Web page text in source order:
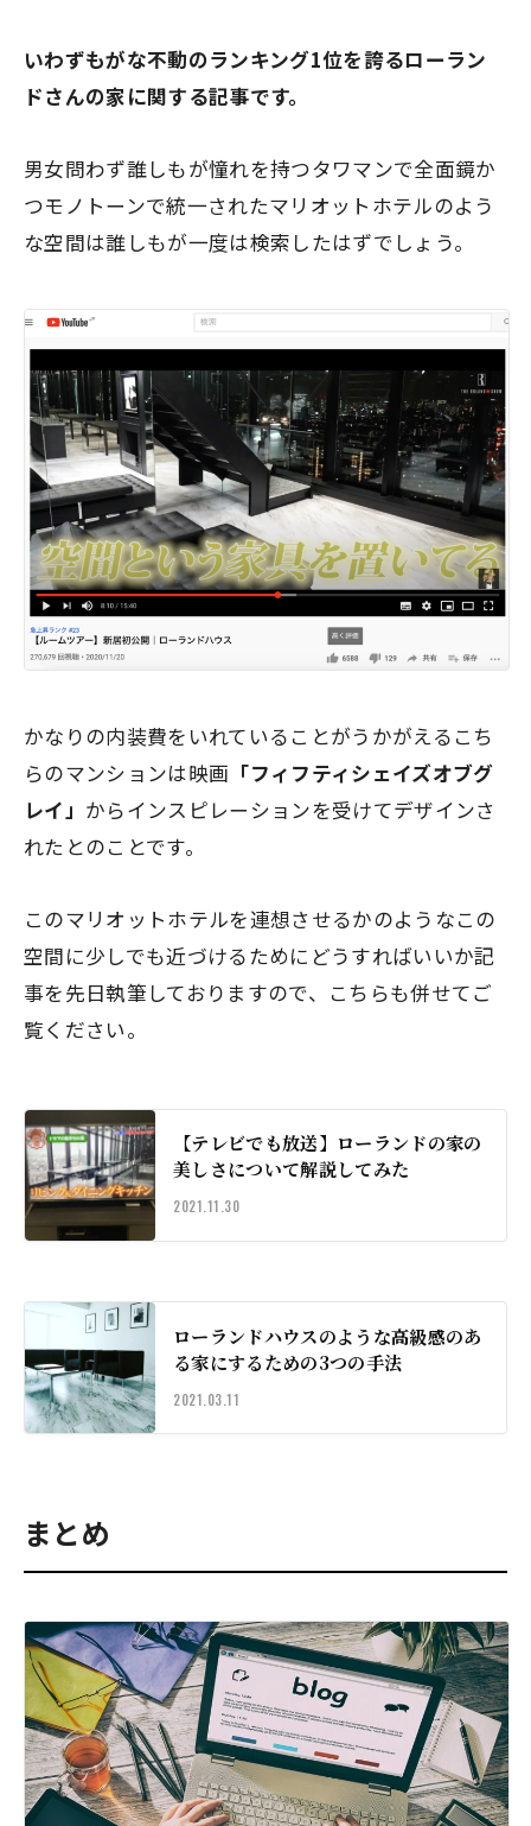
いわずもがな不動のランキング1位を誇るローラン
ドさんの家に関する記事です。
男女問わず誰しもが憧れを持つタワマンで全面鏡か
つモノトーンで統一されたマリオットホテルのよう
な空間は誰しもが一度は検索したはずでしょう。
かなりの内装費をいれていることがうかがえるこち
らのマンションは映画 「フィフティシェイズオブグ
レイ」 からインスピレーションを受けてデザインさ
れたとのことです。
このマリオットホテルを連想させるかのようなこの
空間に少しでも近づけるためにどうすればいいか記
事を先日執筆しておりますので、こちらも併せてご
覧ください。
【テレビでも放送】ローランドの家の
美しさについて解説してみた
2021.11.30
ローランドハウスのような高級感のあ
る家にするための3つの手法
2021.03.11
まとめ